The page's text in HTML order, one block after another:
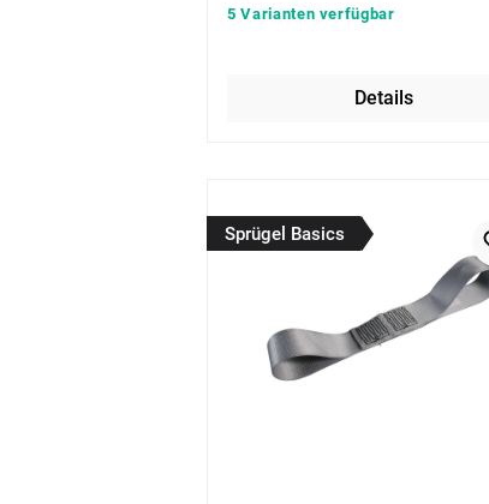
5 Varianten verfügbar
Details
Sprügel Basics